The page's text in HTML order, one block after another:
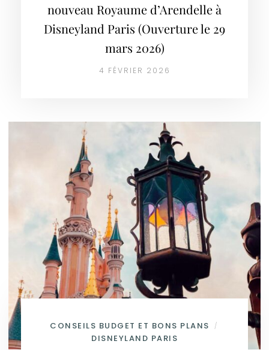
nouveau Royaume d’Arendelle à
Disneyland Paris (Ouverture le 29
mars 2026)
4 FÉVRIER 2026
CONSEILS BUDGET ET BONS PLANS /
DISNEYLAND PARIS